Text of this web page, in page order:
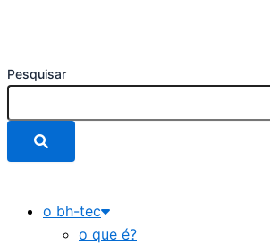
Pesquisar
o bh-tec
o que é?